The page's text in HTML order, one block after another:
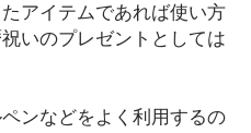
アイテムであれば使い方
いのプレゼントとしては
ンなどをよく利用するの